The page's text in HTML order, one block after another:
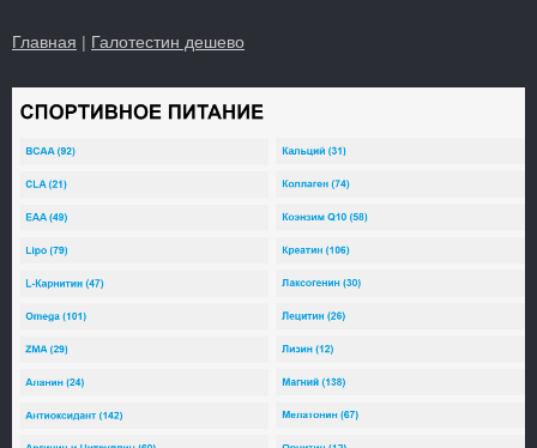
Главная | Галотестин дешево